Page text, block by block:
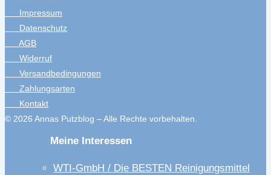
Impressum
Datenschutz
AGB
Widerruf
Versandbedingungen
Zahlungsarten
Kontakt
© 2026 Annas Putzblog – Alle Rechte vorbehalten.
Meine Interessen
WTI-GmbH / Die BESTEN Reinigungsmittel